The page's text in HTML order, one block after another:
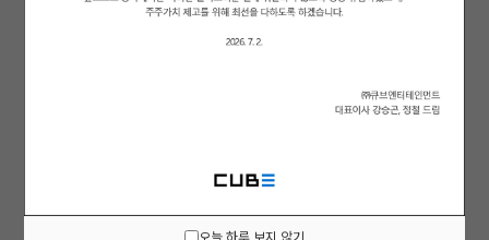
(여자)아이들((G)I-DLE) - '한(一... 비투비-블루(BTOB-BLUE) - '비가 ...